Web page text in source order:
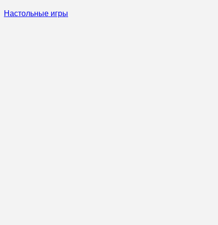
Настольные игры